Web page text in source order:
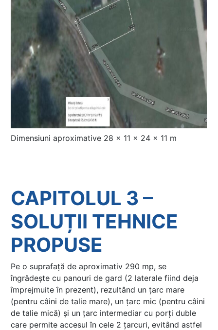
Dimensiuni aproximative 28 x 11 x 24 x 11 m
CAPITOLUL 3 –
SOLUȚII TEHNICE
PROPUSE
Pe o suprafață de aproximativ 290 mp, se
îngrădește cu panouri de gard (2 laterale fiind deja
împrejmuite în prezent), rezultând un țarc mare
(pentru câini de talie mare), un țarc mic (pentru câini
de talie mică) și un țarc intermediar cu porți duble
care permite accesul în cele 2 țarcuri, evitând astfel